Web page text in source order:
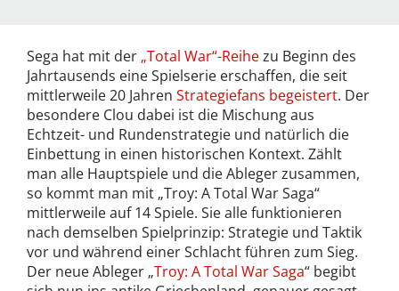
Sega hat mit der „Total War“-Reihezu Beginn des
Jahrtausends eine Spielserie erschaffen, die seit
mittlerweile 20 Jahren Strategiefans begeistert. Der
besondere Clou dabei ist die Mischung aus
Echtzeit- und Rundenstrategie und natürlich die
Einbettung in einen historischen Kontext. Zählt
man alle Hauptspiele und die Ableger zusammen,
so kommt man mit „Troy: A Total War Saga“
mittlerweile auf 14 Spiele. Sie alle funktionieren
nach demselben Spielprinzip: Strategie und Taktik
vor und während einer Schlacht führen zum Sieg.
Der neue Ableger „Troy: A Total War Saga“ begibt